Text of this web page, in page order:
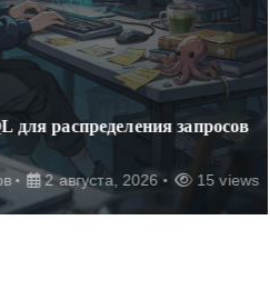
распределения запросов
2 августа, 2026 15 views